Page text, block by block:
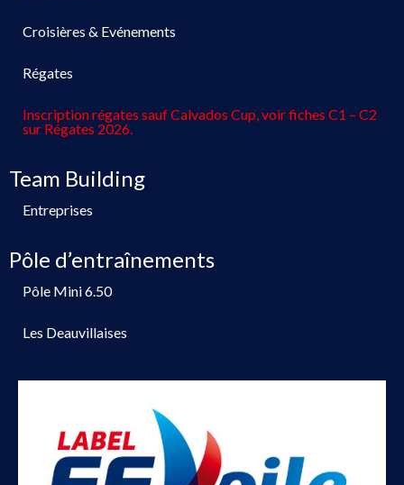
Croisières & Evénements
Régates
Inscription régates sauf Calvados Cup, voir fiches C1 – C2
sur Régates 2026.
Team Building
Entreprises
Pôle d’entraînements
Pôle Mini 6.50
Les Deauvillaises